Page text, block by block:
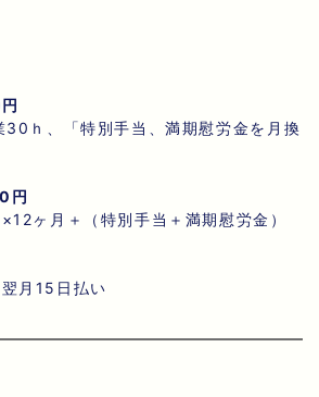
30ｈ、「特別手当、満期慰労金を月換
円
ヶ月＋（特別手当＋満期慰労金）
翌月15日払い